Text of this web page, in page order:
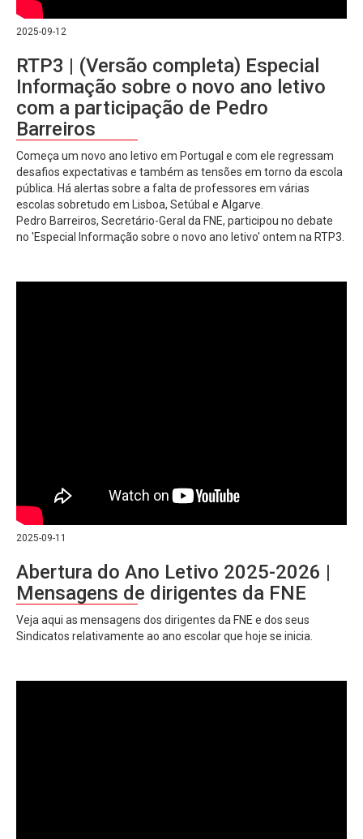
2025-09-12
RTP3 | (Versão completa) Especial
Informação sobre o novo ano letivo
com a participação de Pedro
Barreiros
Começa um novo ano letivo em Portugal e com ele regressam
desafios expectativas e também as tensões em torno da escola
pública. Há alertas sobre a falta de professores em várias
escolas sobretudo em Lisboa, Setúbal e Algarve.
Pedro Barreiros, Secretário-Geral da FNE, participou no debate
no 'Especial Informação sobre o novo ano letivo' ontem na RTP3.
2025-09-11
Abertura do Ano Letivo 2025-2026 |
Mensagens de dirigentes da FNE
Veja aqui as mensagens dos dirigentes da FNE e dos seus
Sindicatos relativamente ao ano escolar que hoje se inicia.